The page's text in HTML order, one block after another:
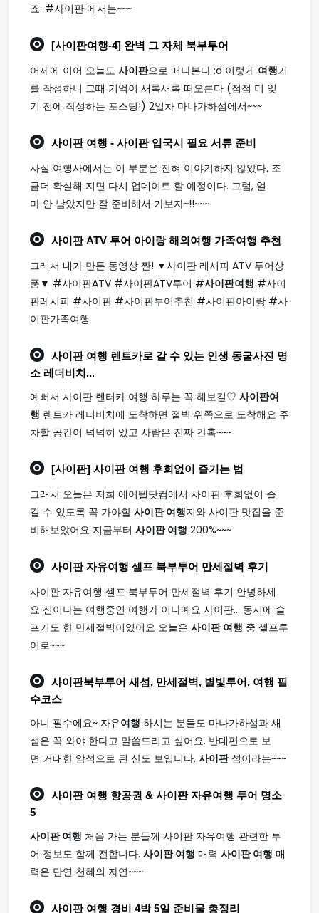
죠. #사이판 에서는~~~
[사이판여행-4] 완벽 그 자체 북부투어
어제에 이어 오늘도 사이판으로 떠나본다 :d 이렇게 여행기
를 작성하니 그때 기억이 새록새록 떠오른다 (점점 더 잊
기 전에 작성하는 포스팅!) 2일차 마나가하섬에서~~~
사이판 여행 - 사이판 입국시 필요 서류 준비
사실 여행사에서는 이 부분은 전혀 이야기하지 않았다. 조
금더 확실해 지면 다시 업데이트 할 예정이다. 그럼, 얼
마 안 남았지만 잘 준비해서 가보자~!!~~~
사이판ATV 투어 아이랑 해외 여행 가족여행 추천
그래서 내가 만든 동영상 짠! ▼사이판 레시피 ATV 투어상
품▼ #사이판ATV #사이판ATV투어 #사이판여행 #사이
판레시피 #사이판 #사이판투어추천 #사이판아이랑 #사
이판가족여행
사이판 여행 렌트카로 갈 수 있는 인생 동굴사진 명
소 레더비치...
예뻐서 사이판 렌터카 여행 하루는 꼭 해보길♡ 사이판여
행 렌트카 레더비치에 도착하면 절벽 위쪽으로 도착해요 주
차할 공간이 넉넉히 있고 사람은 진짜 간혹~~~
[사이판] 사이판 여행 후회없이 즐기는 법
그래서 오늘은 저희 에어텔닷컴에서 사이판 후회없이 즐
길 수 있도록 꼭 가야할 사이판 여행지와 사이판 맛집을 준
비해보았어요 지금부터 사이판 여행 200%~~~
사이판자유여행 셀프 북부투어 만세절벽 후기
사이판 자유여행 셀프 북부투어 만세절벽 후기 안녕하세
요 신이나는 여행중인 여행가 이나예요 사이판... 동시에 슬
프기도 한 만세절벽이였어요 오늘은 사이판 여행 중 셀프투
어로~~~
사이판북부투어 새섬, 만세절벽, 별빛투어, 여행 필
수코스
아니 필수에요~ 자유여행 하시는 분들도 마나가하섬과 새
섬은 꼭 와야 한다고 말씀드리고 싶어요. 반대편으로 보
면 거대한 암석으로 된 산도 보입니다. 사이판섬이라는~~~
사이판 여행 항공권 & 사이판 자유여행 투어 명소
5
사이판 여행 처음 가는 분들께 사이판 자유여행 관련한 투
어 정보도 함께 전합니다. 사이판 여행 매력 사이판 여행 매
력은 단연 천혜의 자연~~~
사이판 여행 경비 4박 5일 준비물 총정리